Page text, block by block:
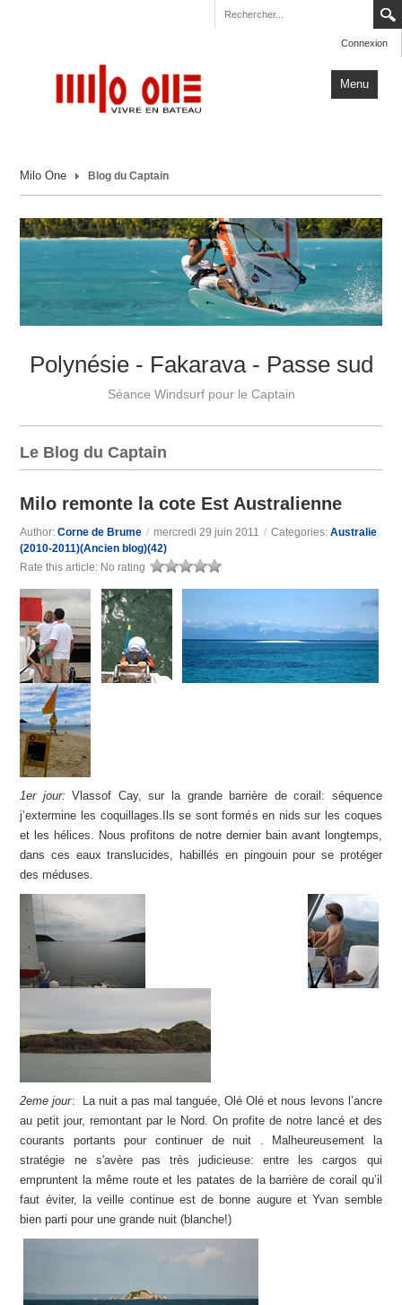
Connexion
Menu
Carnets de Voyage
Actualités
Plus
Milo One Blog du Captain
Polynésie - Fakarava - Passe sud
Séance Windsurf pour le Captain
Le Blog du Captain
Milo remonte la cote Est Australienne
Author:Corne de Brume / mercredi 29 juin 2011 / Categories:Australie
(2010-2011)(Ancien blog)(42)
Rate this article: No rating
1er jour: Vlassof Cay, sur la grande barrière de corail: séquence
j’extermine les coquillages.Ils se sont formés en nids sur les coques
et les hélices. Nous profitons de notre dernier bain avant longtemps,
dans ces eaux translucides, habillés en pingouin pour se protéger
des méduses.
2eme jour: La nuit a pas mal tanguée, Olé Olé et nous levons l’ancre
au petit jour, remontant par le Nord. On profite de notre lancé et des
courants portants pour continuer de nuit . Malheureusement la
stratégie ne s'avère pas très judicieuse: entre les cargos qui
empruntent la même route et les patates de la barrière de corail qu’il
faut éviter, la veille continue est de bonne augure et Yvan semble
bien parti pour une grande nuit (blanche!)